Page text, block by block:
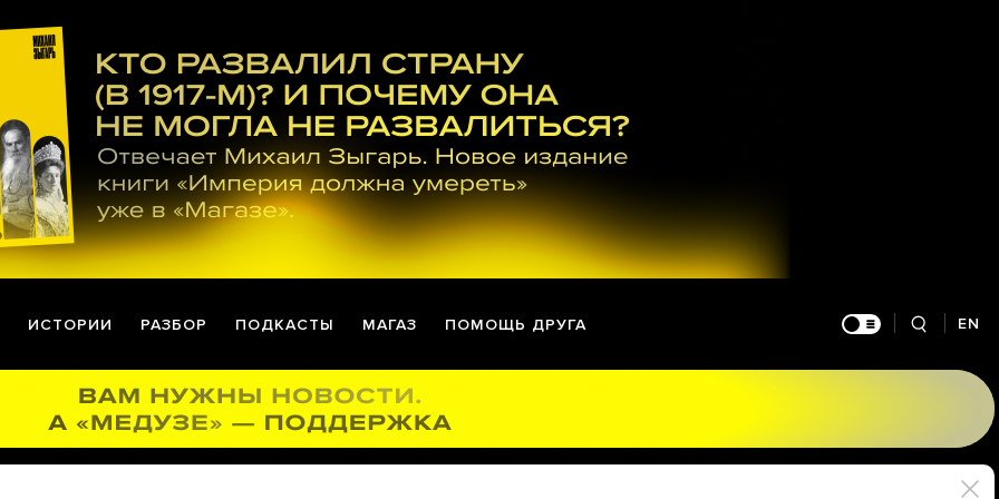
ИСТОРИИ РАЗБОР ПОДКАСТЫ МАГАЗ ПОМОЩЬ ДРУГА EN